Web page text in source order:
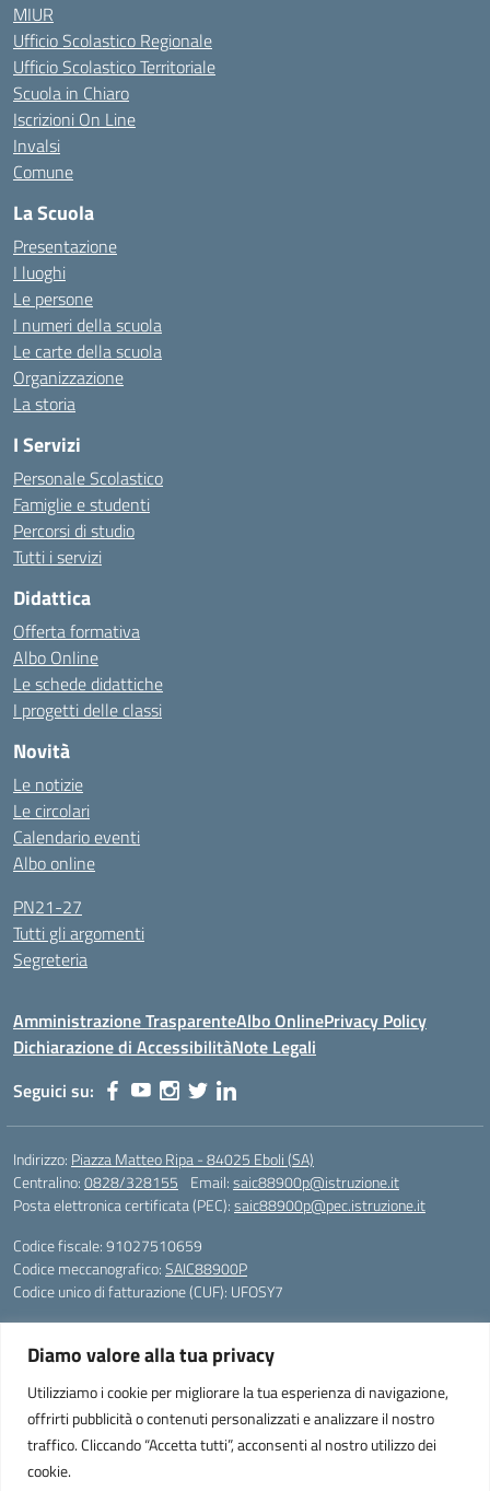
Diamo valore alla tua privacy
Utilizziamo i cookie per migliorare la tua esperienza di navigazione,
offrirti pubblicità o contenuti personalizzati e analizzare il nostro
traffico. Cliccando “Accetta tutti”, acconsenti al nostro utilizzo dei
cookie.
MIUR
Ufficio Scolastico Regionale
Ufficio Scolastico Territoriale
Scuola in Chiaro
Iscrizioni On Line
Invalsi
Comune
La Scuola
Presentazione
I luoghi
Le persone
I numeri della scuola
Le carte della scuola
Organizzazione
La storia
I Servizi
Personale Scolastico
Famiglie e studenti
Percorsi di studio
Tutti i servizi
Didattica
Offerta formativa
Albo Online
Le schede didattiche
I progetti delle classi
Novità
Le notizie
Le circolari
Calendario eventi
Albo online
PN21-27
Tutti gli argomenti
Segreteria
Amministrazione TrasparenteAlbo OnlinePrivacy Policy
Dichiarazione di AccessibilitàNote Legali
Seguici su:
Indirizzo: Piazza Matteo Ripa - 84025 Eboli (SA)
Centralino:0828/328155 Email:saic88900p@istruzione.it
Posta elettronica certificata (PEC):saic88900p@pec.istruzione.it
Codice fiscale: 91027510659
Codice meccanografico:SAIC88900P
Codice unico di fatturazione (CUF): UFOSY7
Telefono e fax: 0828/328155
pec: saic88900p@pec.istruzione.it
Codice Fiscale: 91027510659
Codice Meccanografico SAIC88900P
Codice Univoco Fattura Elettronica: UFOSY7